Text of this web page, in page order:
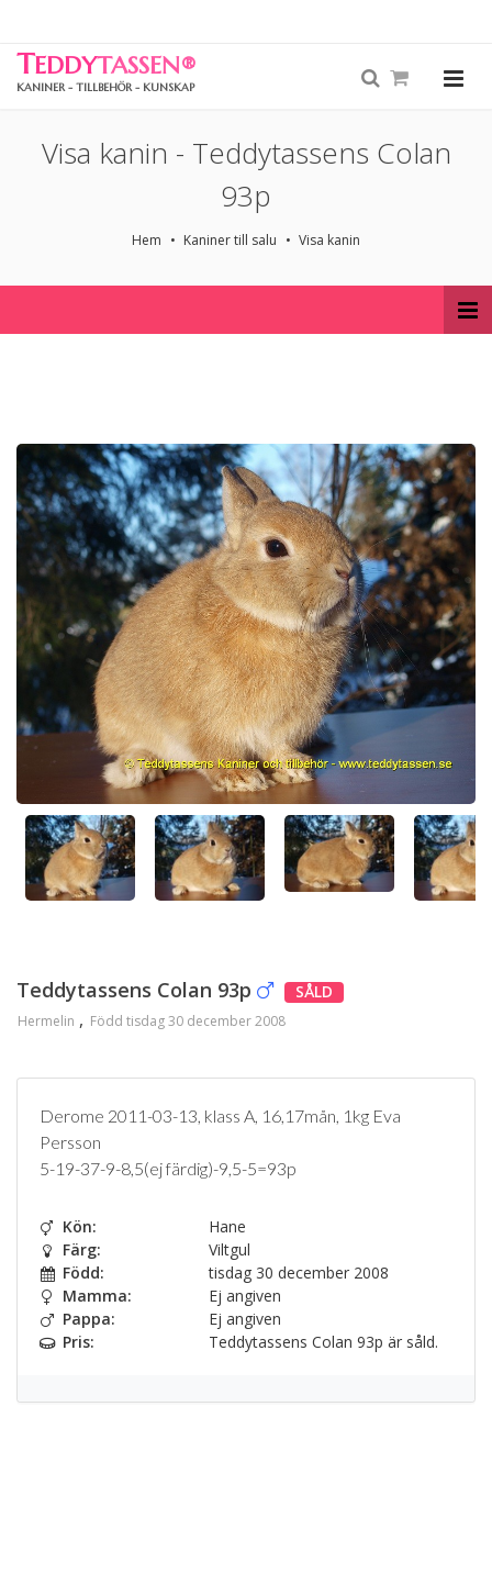
TEDDYTASSEN®
KANINER - TILLBEHÖR - KUNSKAP
Visa kanin - Teddytassens Colan
93p
Hem Kaniner till salu Visa kanin
Teddytassens Colan 93p SÅLD
Hermelin Född tisdag 30 december 2008
Derome 2011-03-13, klass A, 16,17mån, 1kg Eva
Persson
5-19-37-9-8,5(ej färdig)-9,5-5=93p
Kön:
Hane
Färg:
Viltgul
Född:
tisdag 30 december 2008
Mamma:
Ej angiven
Pappa:
Ej angiven
Pris:
Teddytassens Colan 93p är såld.